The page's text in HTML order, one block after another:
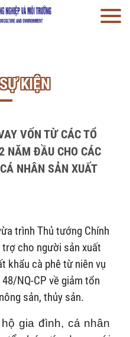
KIỆN
VỐN TỪ CÁC TỔ
NĂM ĐẦU CHO CÁC
NHÂN SẢN XUẤT
trình Thủ tướng Chính
cho người sản xuất
khẩu cà phê từ niên vụ
NQ-CP về giảm tổn
sản, thủy sản.
gia đình, cá nhân